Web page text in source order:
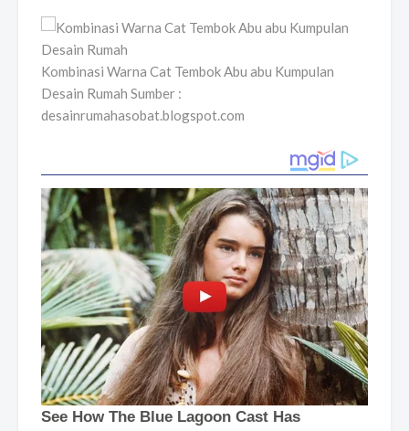
Kombinasi Warna Cat Tembok Abu abu Kumpulan
Desain Rumah Sumber :
desainrumahasobat.blogspot.com